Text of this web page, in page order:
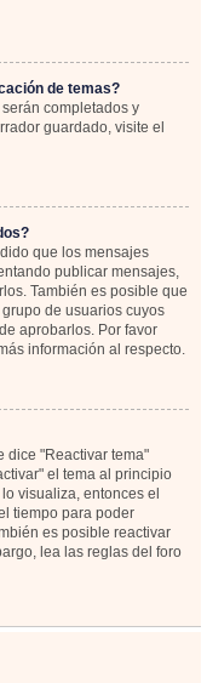
de temas?
completados y
guardado, visite el
que los mensajes
publicar mensajes,
También es posible que
de usuarios cuyos
aprobarlos. Por favor
información al respecto.
dice "Reactivar tema"
el tema al principio
visualiza, entonces el
tiempo para poder
es posible reactivar
lea las reglas del foro